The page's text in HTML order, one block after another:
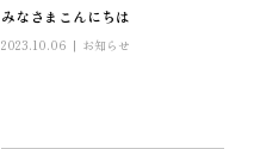
みなさまこんにちは
2023.10.06 お知らせ